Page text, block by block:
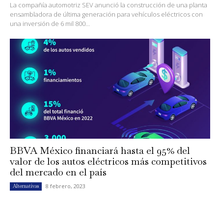
La compañía automotriz SEV anunció la construcción de una planta
ensambladora de última generación para vehículos eléctricos con
una inversión de 6 mil 800...
BBVA México financiará hasta el 95% del
valor de los autos eléctricos más competitivos
del mercado en el país
Alternativas 8 febrero, 2023